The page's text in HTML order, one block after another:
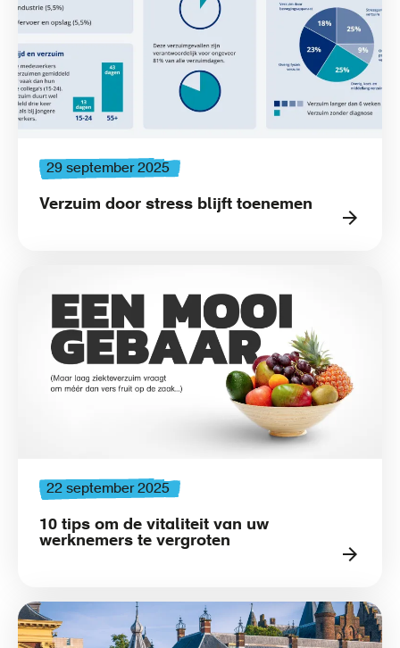
29 september 2025
Verzuim door stress blijft toenemen
22 september 2025
10 tips om de vitaliteit van uw
werknemers te vergroten